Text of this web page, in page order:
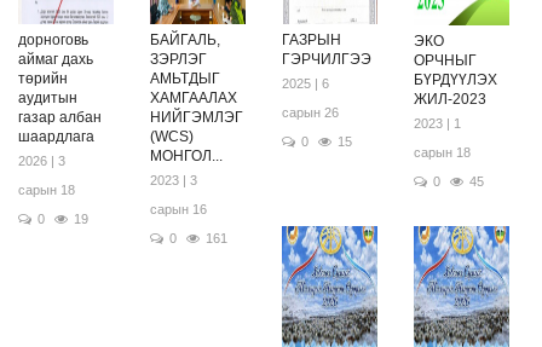
дорноговь
аймаг дахь
төрийн
аудитын
газар албан
шаардлага
2026 | 3
сарын 18
0
19
БАЙГАЛЬ,
ЗЭРЛЭГ
АМЬТДЫГ
ХАМГААЛАХ
НИЙГЭМЛЭГ
(WCS)
МОНГОЛ...
2023 | 3
сарын 16
0
161
ГАЗРЫН
ГЭРЧИЛГЭЭ
2025 | 6
сарын 26
0
15
ЭКО
ОРЧНЫГ
БҮРДҮҮЛЭХ
ЖИЛ-2023
2023 | 1
сарын 18
0
45